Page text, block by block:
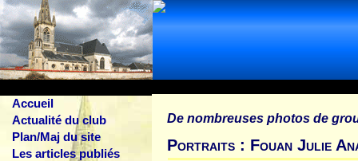
Accueil
Actualité du club
Plan/Maj du site
Les articles publiés
De nombreuses photos de
Portraits : Fouan Julie